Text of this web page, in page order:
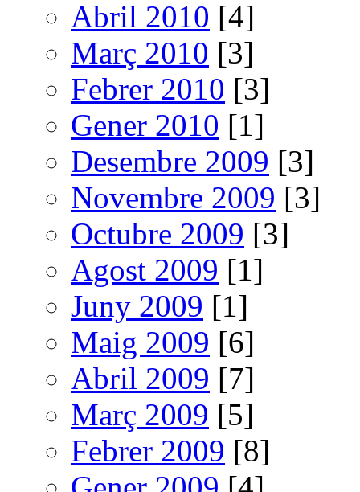
Abril 2010 [4]
Març 2010 [3]
Febrer 2010 [3]
Gener 2010 [1]
Desembre 2009 [3]
Novembre 2009 [3]
Octubre 2009 [3]
Agost 2009 [1]
Juny 2009 [1]
Maig 2009 [6]
Abril 2009 [7]
Març 2009 [5]
Febrer 2009 [8]